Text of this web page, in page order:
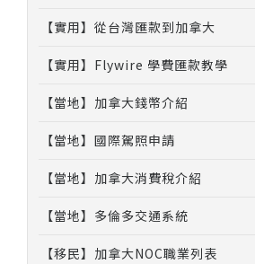
【實用】從台灣匯款到加拿大
【實用】Flywire 學費匯款教學
【當地】加拿大錢幣介紹
【當地】國際駕照申請
【當地】加拿大消費稅介紹
【當地】多倫多交通系統
【移民】加拿大NOC職業列表